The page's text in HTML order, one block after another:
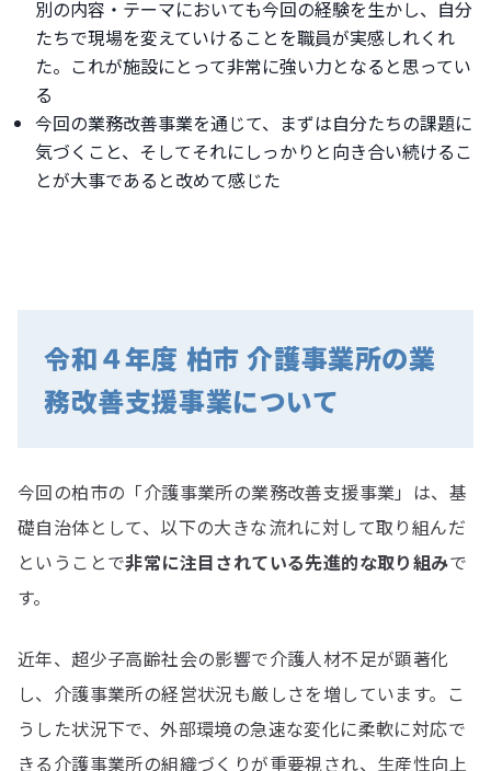
別の内容・テーマにおいても今回の経験を生かし、自分
たちで現場を変えていけることを職員が実感しれくれ
た。これが施設にとって非常に強い力となると思ってい
る
今回の業務改善事業を通じて、まずは自分たちの課題に
気づくこと、そしてそれにしっかりと向き合い続けるこ
とが大事であると改めて感じた
令和４年度 柏市 介護事業所の業
務改善支援事業について
今回の柏市の「介護事業所の業務改善支援事業」は、基
礎自治体として、以下の大きな流れに対して取り組んだ
ということで非常に注目されている先進的な取り組みで
す。
近年、超少子高齢社会の影響で介護人材不足が顕著化
し、介護事業所の経営状況も厳しさを増しています。こ
うした状況下で、外部環境の急速な変化に柔軟に対応で
きる介護事業所の組織づくりが重要視され、生産性向上